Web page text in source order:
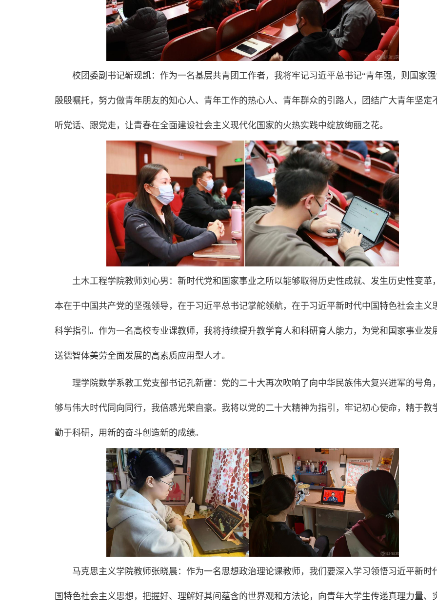
校团委副书记靳现凯：作为一名基层共青团工作者，我将牢记习近平总书记“青年强，则国家强
殷殷嘱托，努力做青年朋友的知心人、青年工作的热心人、青年群众的引路人，团结广大青年坚定
听党话、跟党走，让青春在全面建设社会主义现代化国家的火热实践中绽放绚丽之花。
土木工程学院教师刘心男：新时代党和国家事业之所以能够取得历史性成就、发生历史性变革
本在于中国共产党的坚强领导，在于习近平总书记掌舵领航，在于习近平新时代中国特色社会主义
科学指引。作为一名高校专业课教师，我将持续提升教学育人和科研育人能力，为党和国家事业发
送德智体美劳全面发展的高素质应用型人才。
理学院数学系教工党支部书记孔新雷：党的二十大再次吹响了向中华民族伟大复兴进军的号角
够与伟大时代同向同行，我倍感光荣自豪。我将以党的二十大精神为指引，牢记初心使命，精于教
勤于科研，用新的奋斗创造新的成绩。
马克思主义学院教师张晓晨：作为一名思想政治理论课教师，我们要深入学习领悟习近平新时
国特色社会主义思想，把握好、理解好其间蕴含的世界观和方法论，向青年大学生传递真理力量、